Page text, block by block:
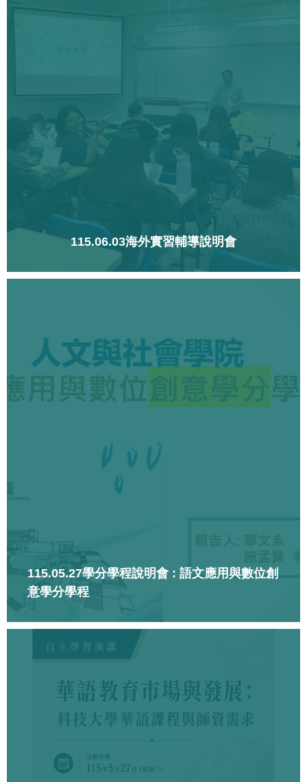
115.06.03海外實習輔導說明會
115.05.27學分學程說明會 : 語文應用與數位創
意學分學程